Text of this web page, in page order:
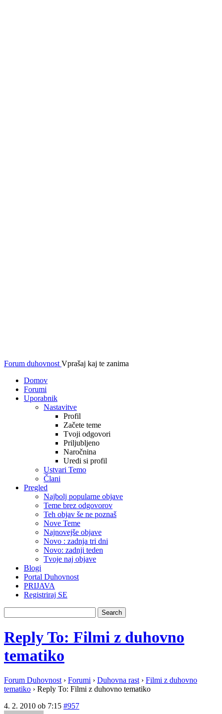
Forum duhovnost Vprašaj kaj te zanima
Domov
Forumi
Uporabnik
Nastavitve
Profil
Začete teme
Tvoji odgovori
Priljubljeno
Naročnina
Uredi si profil
Ustvari Temo
Člani
Pregled
Najbolj popularne objave
Teme brez odgovorov
Teh objav še ne poznaš
Nove Teme
Najnovejše objave
Novo : zadnja tri dni
Novo: zadnji teden
Tvoje naj objave
Blogi
Portal Duhovnost
PRIJAVA
Registriraj SE
Reply To: Filmi z duhovno
tematiko
Forum Duhovnost › Forumi › Duhovna rast › Filmi z duhovno
tematiko › Reply To: Filmi z duhovno tematiko
4. 2. 2010 ob 7:15 #957